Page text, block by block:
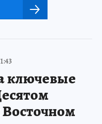
ключевые